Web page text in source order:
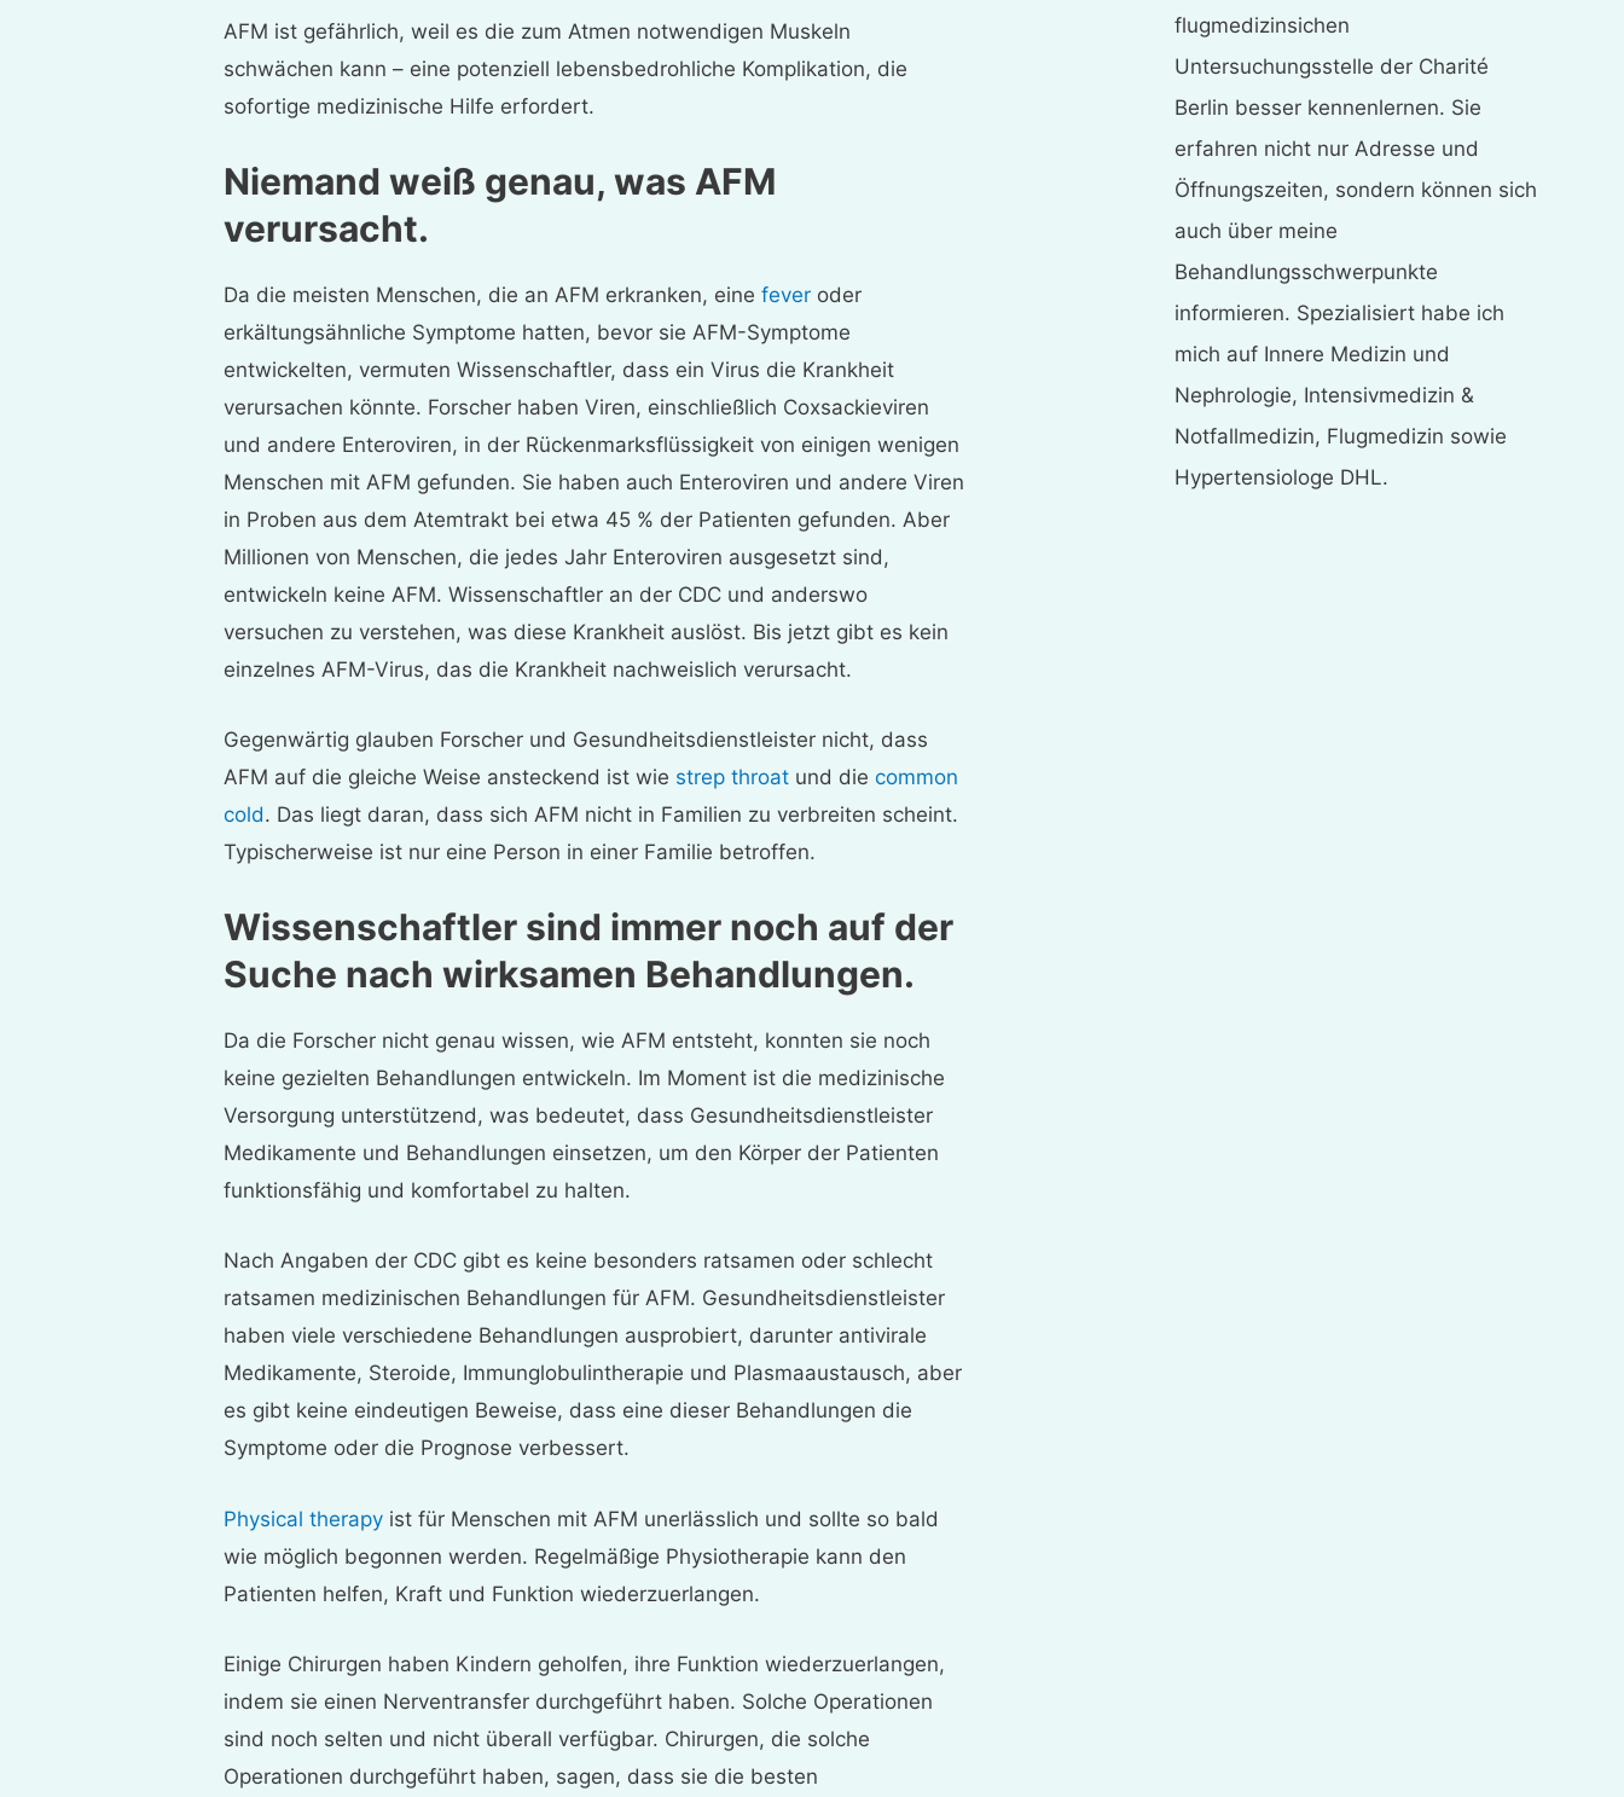
AFM ist gefährlich, weil es die zum Atmen notwendigen Muskeln
schwächen kann – eine potenziell lebensbedrohliche Komplikation, die
sofortige medizinische Hilfe erfordert.
Niemand weiß genau, was AFM
verursacht.
Da die meisten Menschen, die an AFM erkranken, einefever oder
erkältungsähnliche Symptome hatten, bevor sie AFM-Symptome
entwickelten, vermuten Wissenschaftler, dass ein Virus die Krankheit
verursachen könnte. Forscher haben Viren, einschließlich Coxsackieviren
und andere Enteroviren, in der Rückenmarksflüssigkeit von einigen wenigen
Menschen mit AFM gefunden. Sie haben auch Enteroviren und andere Viren
in Proben aus dem Atemtrakt bei etwa 45 % der Patienten gefunden. Aber
Millionen von Menschen, die jedes Jahr Enteroviren ausgesetzt sind,
entwickeln keine AFM. Wissenschaftler an der CDC und anderswo
versuchen zu verstehen, was diese Krankheit auslöst. Bis jetzt gibt es kein
einzelnes AFM-Virus, das die Krankheit nachweislich verursacht.
Gegenwärtig glauben Forscher und Gesundheitsdienstleister nicht, dass
AFM auf die gleiche Weise ansteckend ist wie strep throat und diecommon
cold. Das liegt daran, dass sich AFM nicht in Familien zu verbreiten scheint.
Typischerweise ist nur eine Person in einer Familie betroffen.
Wissenschaftler sind immer noch auf der
Suche nach wirksamen Behandlungen.
Da die Forscher nicht genau wissen, wie AFM entsteht, konnten sie noch
keine gezielten Behandlungen entwickeln. Im Moment ist die medizinische
Versorgung unterstützend, was bedeutet, dass Gesundheitsdienstleister
Medikamente und Behandlungen einsetzen, um den Körper der Patienten
funktionsfähig und komfortabel zu halten.
Nach Angaben der CDC gibt es keine besonders ratsamen oder schlecht
ratsamen medizinischen Behandlungen für AFM. Gesundheitsdienstleister
haben viele verschiedene Behandlungen ausprobiert, darunter antivirale
Medikamente, Steroide, Immunglobulintherapie und Plasmaaustausch, aber
es gibt keine eindeutigen Beweise, dass eine dieser Behandlungen die
Symptome oder die Prognose verbessert.
Physical therapy ist für Menschen mit AFM unerlässlich und sollte so bald
wie möglich begonnen werden. Regelmäßige Physiotherapie kann den
Patienten helfen, Kraft und Funktion wiederzuerlangen.
Einige Chirurgen haben Kindern geholfen, ihre Funktion wiederzuerlangen,
indem sie einen Nerventransfer durchgeführt haben. Solche Operationen
sind noch selten und nicht überall verfügbar. Chirurgen, die solche
Operationen durchgeführt haben, sagen, dass sie die besten
flugmedizinsichen
Untersuchungsstelle der Charité
Berlin besser kennenlernen. Sie
erfahren nicht nur Adresse und
Öffnungszeiten, sondern können sich
auch über meine
Behandlungsschwerpunkte
informieren. Spezialisiert habe ich
mich auf Innere Medizin und
Nephrologie, Intensivmedizin &
Notfallmedizin, Flugmedizin sowie
Hypertensiologe DHL.